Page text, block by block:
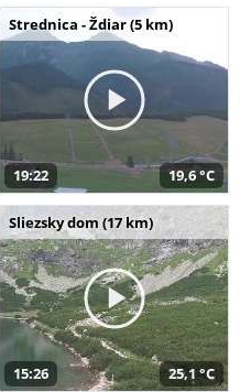
Strednica - Ždiar (5 km)
19:22 19,6 °C
Sliezsky dom (17 km)
15:26 25,1 °C